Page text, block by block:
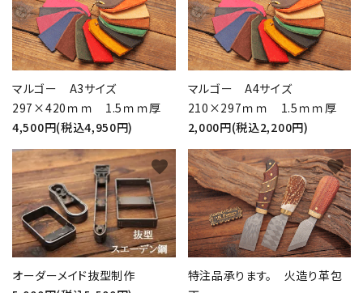
マルゴー A3サイズ
297×420ｍｍ 1.5ｍｍ厚
4,500円(税込4,950円)
マルゴー A4サイズ
210×297ｍｍ 1.5ｍｍ厚
2,000円(税込2,200円)
オーダーメイド抜型制作
favorite
特注品承ります。 火造り革包
favorite